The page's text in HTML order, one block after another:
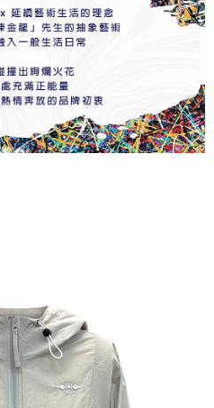
辦者引起之損失，本公司不負相關責
依據個別帳號之用戶狀況，依本公司即
資訊註冊。若發現惡意使用之情形，
戶之使用額度並採取法律行動。